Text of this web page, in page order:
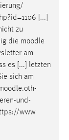
[...]
zu
die moodle
am
es [...] letzten
sich am
.oth-
und-
www